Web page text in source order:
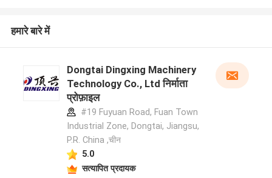
हमारे बारे में
Dongtai Dingxing Machinery
Technology Co., Ltd निर्माता
प्रोफ़ाइल
#19 Fuyuan Road, Fuan Town
Industrial Zone, Dongtai, Jiangsu,
P.R. China ,चीन
5.0
सत्यापित प्रदायक